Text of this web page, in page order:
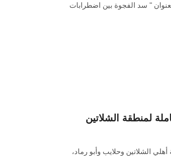
" سد الفجوة بين اضطرابات
لمنطقة الشلاتين
الشلاتين وحلايب وأبو رماد،